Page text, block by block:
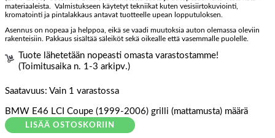
materiaaleista. Valmistukseen käytetyt tekniikat kuten vesisiirtokuviointi,
kromatointi ja pintalakkaus antavat tuotteelle upean lopputuloksen.
Asennus on nopeaa ja helppoa, eikä se vaadi muutoksia auton olemassa oleviin
rakenteisiin. Pakkaus sisältää säleiköt sekä oikealle että vasemmalle puolelle.
Tuote lähetetään nopeasti omasta varastostamme!
(Toimitusaika n. 1-3 arkipv.)
Saatavuus: Vain 1 varastossa
BMW E46 LCI Coupe (1999-2006) grilli (mattamusta) määrä
LISÄÄ OSTOSKORIIN